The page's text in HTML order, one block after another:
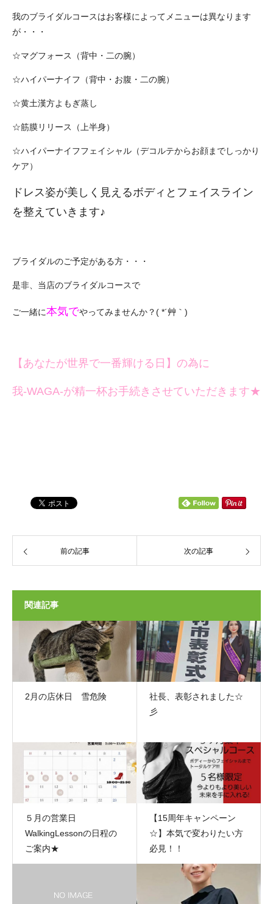
我のブライダルコースはお客様によってメニューは異なります
が・・・
☆マグフォース（背中・二の腕）
☆ハイパーナイフ（背中・お腹・二の腕）
☆黄土漢方よもぎ蒸し
☆筋膜リリース（上半身）
☆ハイパーナイフフェイシャル（デコルテからお顔までしっかり
ケア）
ドレス姿が美しく見えるボディとフェイスライン
を整えていきます♪
ブライダルのご予定がある方・・・
是非、当店のブライダルコースで
ご一緒に本気でやってみませんか？( *´艸｀)
【あなたが世界で一番輝ける日】の為に
我-WAGA-が精一杯お手続きさせていただきます★
前の記事 次の記事
関連記事
2月の店休日 雪危険
社長、表彰されました☆
彡
５月の営業日
WalkingLessonの日程の
ご案内★
【15周年キャンペーン
☆】本気で変わりたい方
必見！！